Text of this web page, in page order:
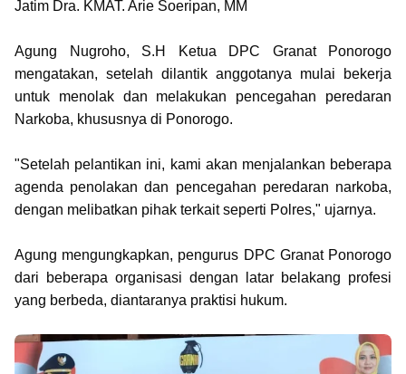
Jatim Dra. KMAT. Arie Soeripan, MM
Agung Nugroho, S.H Ketua DPC Granat Ponorogo
mengatakan, setelah dilantik anggotanya mulai bekerja
untuk menolak dan melakukan pencegahan peredaran
Narkoba, khususnya di Ponorogo.
"Setelah pelantikan ini, kami akan menjalankan beberapa
agenda penolakan dan pencegahan peredaran narkoba,
dengan melibatkan pihak terkait seperti Polres," ujarnya.
Agung mengungkapkan, pengurus DPC Granat Ponorogo
dari beberapa organisasi dengan latar belakang profesi
yang berbeda, diantaranya praktisi hukum.